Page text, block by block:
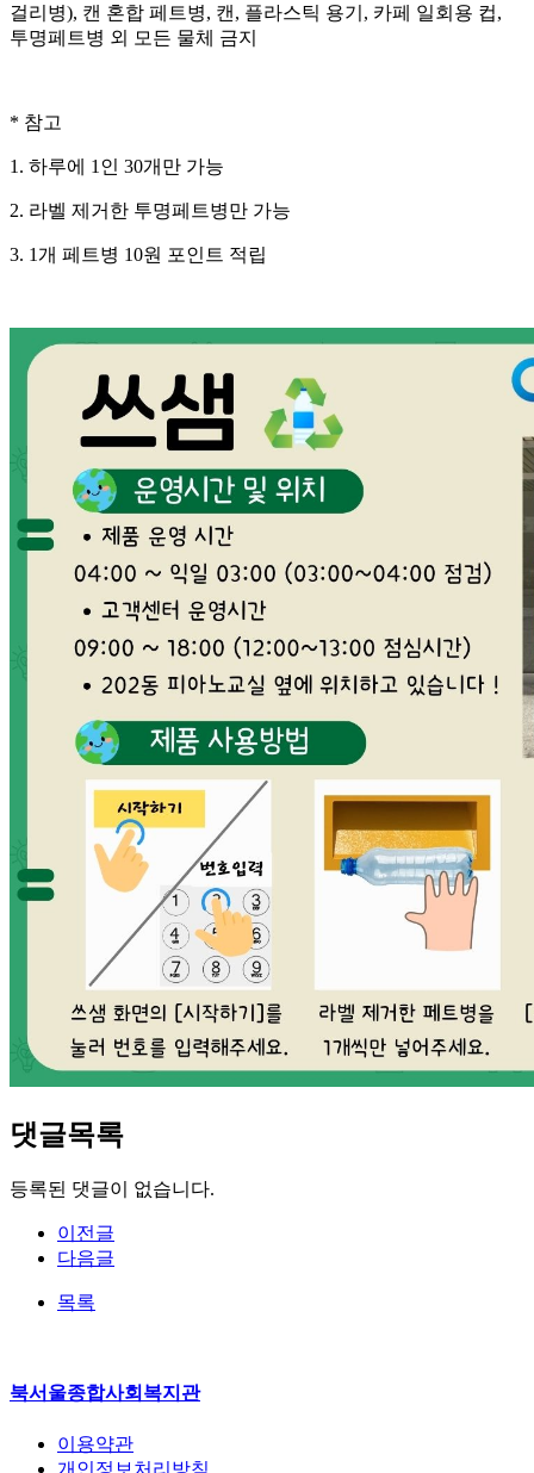
걸리병), 캔 혼합 페트병, 캔, 플라스틱 용기, 카페 일회용 컵,
투명페트병 외 모든 물체 금지
* 참고
1. 하루에 1인 30개만 가능
2. 라벨 제거한 투명페트병만 가능
3. 1개 페트병 10원 포인트 적립
댓글목록
등록된 댓글이 없습니다.
이전글
다음글
목록
북서울종합사회복지관
이용약관
개인정보처리방침